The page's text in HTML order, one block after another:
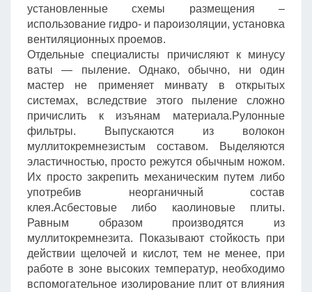
установленные схемы размещения –
использование гидро- и пароизоляции, установка
вентиляционных проемов.
Отдельные специалисты причисляют к минусу
ваты — пыление. Однако, обычно, ни один
мастер не применяет минвату в открытых
системах, вследствие этого пыление сложно
причислить к изъянам материала.Рулонные
фильтры. Выпускаются из волокон
муллитокремнезистым составом. Выделяются
эластичностью, просто режутся обычным ножом.
Их просто закрепить механическим путем либо
употребив неорганичный состав
клея.Асбестовые либо каолиновые плиты.
Равным образом производятся из
муллитокремнезита. Показывают стойкость при
действии щелочей и кислот, тем не менее, при
работе в зоне высоких температур, необходимо
вспомогательное изолирование плит от влияния